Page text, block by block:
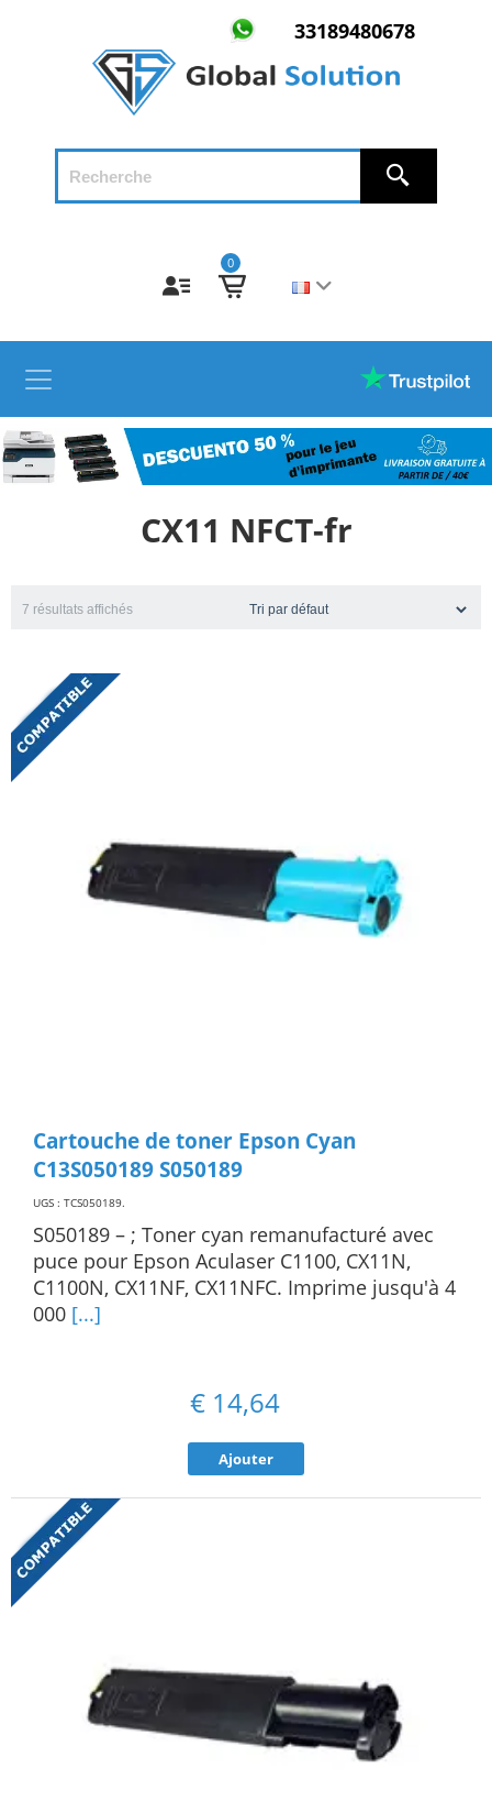
33189480678
0
CX11 NFCT-fr
7 résultats affichés
Cartouche de toner Epson Cyan
C13S050189 S050189
UGS : TCS050189.
S050189 – ; Toner cyan remanufacturé avec
puce pour Epson Aculaser C1100, CX11N,
C1100N, CX11NF, CX11NFC. Imprime jusqu'à 4
000 [...]
€ 14,64
Ajouter